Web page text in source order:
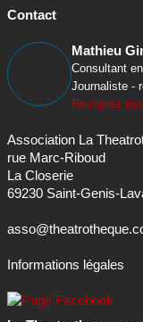
Contact
Mathieu
Consultant
Journaliste -
Rejoignez
Association La
rue Marc-Riboud
La Closerie
69230 Saint-Genis-
Informations légales